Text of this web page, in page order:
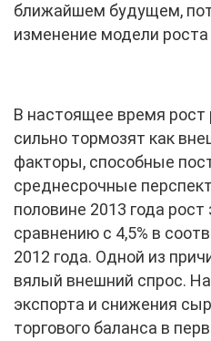
ближайшем будущем,
изменение модели роста
В настоящее время рост
сильно тормозят как
факторы, способные
среднесрочные
половине 2013 года
сравнению с 4,5% в
2012 года. Одной из
вялый внешний спрос.
экспорта и снижения
торгового баланса в